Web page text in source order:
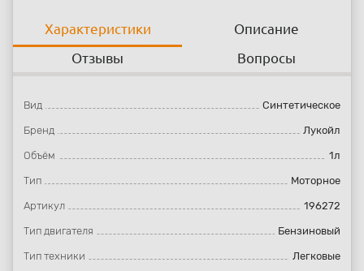
Характеристики
Описание
Отзывы
Вопросы
Вид Синтетическое
Бренд Лукойл
Объём 1л
Тип Моторное
Артикул 196272
Тип двигателя Бензиновый
Тип техники Легковые